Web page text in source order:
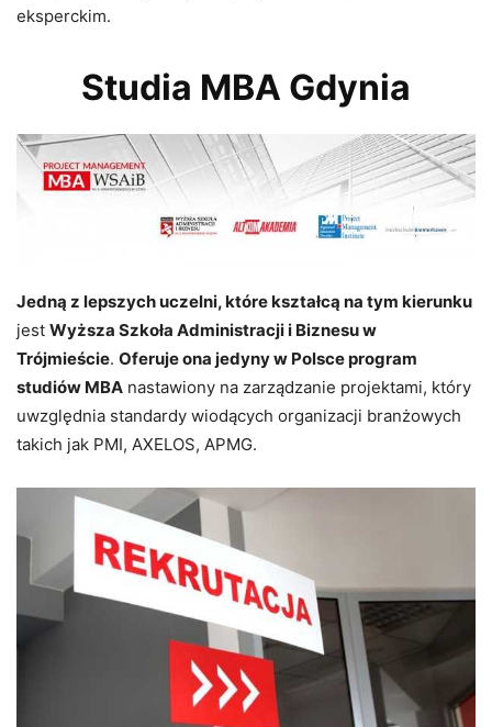
eksperckim.
Studia MBA Gdynia
Jedną z lepszych uczelni, które kształcą na tym kierunku
jest Wyższa Szkoła Administracji i Biznesu w
Trójmieście. Oferuje ona jedyny w Polsce program
studiów MBA nastawiony na zarządzanie projektami, który
uwzględnia standardy wiodących organizacji branżowych
takich jak PMI, AXELOS, APMG.